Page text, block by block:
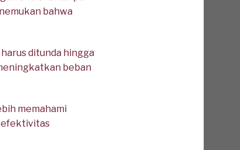
bahwa
ditunda hingga
beban
memahami
efektivitas